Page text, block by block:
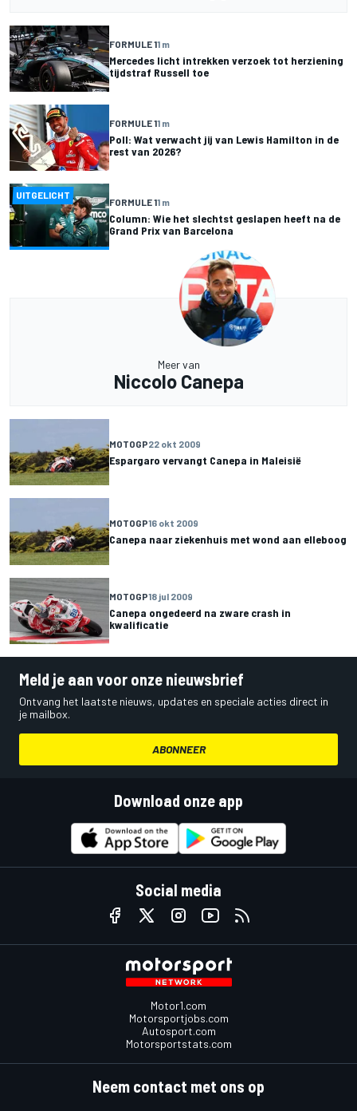
FORMULE 11 m
Mercedes licht intrekken verzoek tot herziening
tijdstraf Russell toe
FORMULE 11 m
Poll: Wat verwacht jij van Lewis Hamilton in de
rest van 2026?
UITGELICHT
FORMULE 11 m
Column: Wie het slechtst geslapen heeft na de
Grand Prix van Barcelona
Meer van
Niccolo Canepa
MOTOGP22 okt 2009
Espargaro vervangt Canepa in Maleisië
MOTOGP16 okt 2009
Canepa naar ziekenhuis met wond aan elleboog
MOTOGP18 jul 2009
Canepa ongedeerd na zware crash in
kwalificatie
Meld je aan voor onze nieuwsbrief
Ontvang het laatste nieuws, updates en speciale acties direct in
je mailbox.
ABONNEER
Download onze app
Social media
Motor1.com
Motorsportjobs.com
Autosport.com
Motorsportstats.com
Neem contact met ons op